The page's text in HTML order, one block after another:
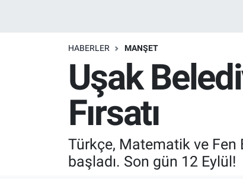
HABERLER MANŞET
Uşak
Fırsatı
Türkçe, Matematik ve Fen
başladı. Son gün 12 Eylül!
Resmi İlanlar
Son Dakika
Uşak Haberleri